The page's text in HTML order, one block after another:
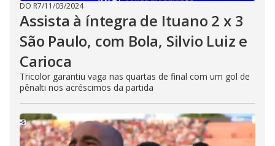
DO R7/11/03/2024
Assista à íntegra de Ituano 2 x 3
São Paulo, com Bola, Silvio Luiz e
Carioca
Tricolor garantiu vaga nas quartas de final com um gol de
pênalti nos acréscimos da partida